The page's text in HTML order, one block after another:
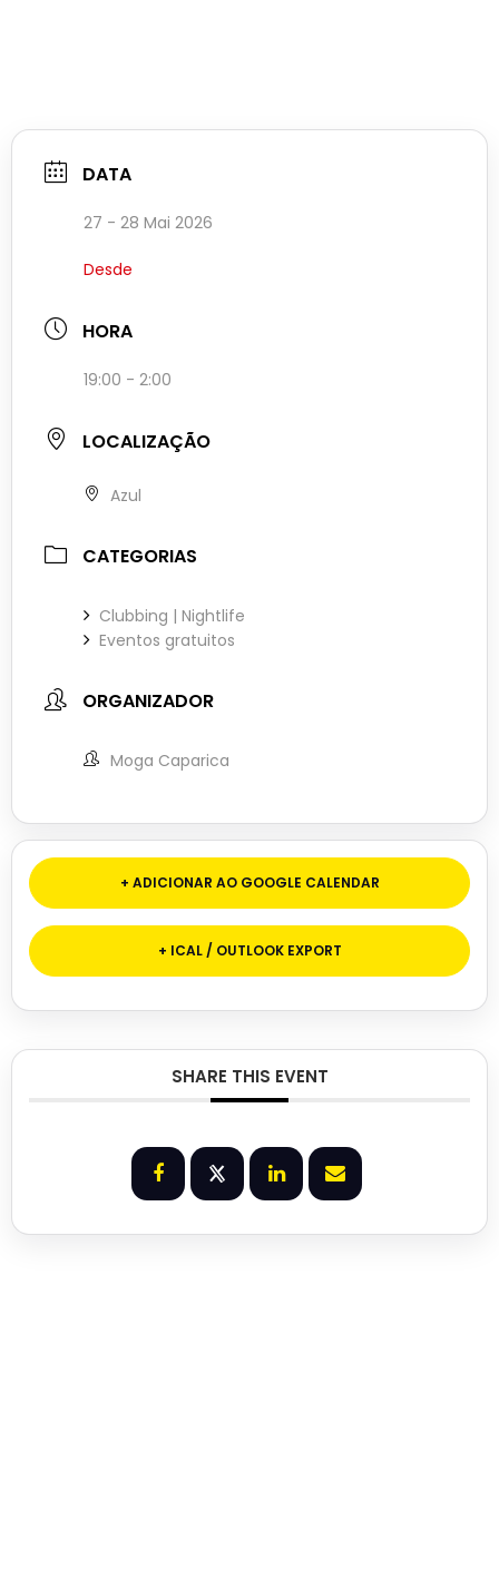
DATA
27 - 28 Mai 2026
Desde
HORA
19:00 - 2:00
LOCALIZAÇÃO
Azul
CATEGORIAS
Clubbing | Nightlife
Eventos gratuitos
ORGANIZADOR
Moga Caparica
+ ADICIONAR AO GOOGLE CALENDAR
+ ICAL / OUTLOOK EXPORT
SHARE THIS EVENT